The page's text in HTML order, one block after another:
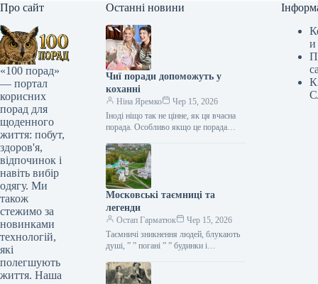
Про сайт
«100 порад»
— портал
корисних
порад для
щоденного
життя: побут,
здоров'я,
відпочинок і
навіть вибір
одягу. Ми
також
стежимо за
новинками
технологій,
які
полегшують
життя. Наша
Останні новини
Чиї поради допоможуть у
коханні
Ніна Яремко
Чер 15, 2026
Іноді ніщо так не цінне, як ця вчасна
порада. Особливо якщо це порада
косметолога, тренера, стиліста…
Московські таємниці та
легенди
Остап Гарматюк
Чер 15, 2026
Таємничі зникнення людей, блукають
душі, ” ” погані ” ” будинки і
Щоб…
и